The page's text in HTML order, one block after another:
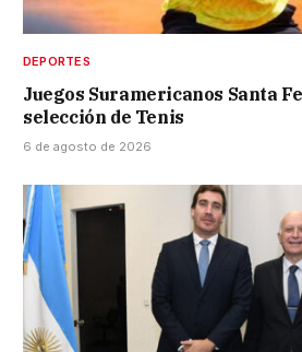
DEPORTES
Juegos Suramericanos Santa
selección de Tenis
6 de agosto de 2026